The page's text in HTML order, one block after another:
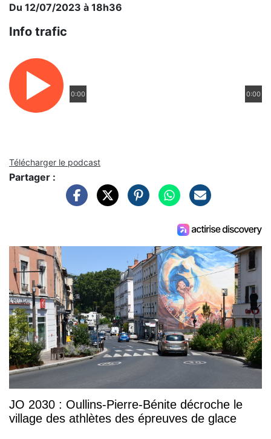
Du 12/07/2023 à 18h36
Info trafic
0:00 0:00
Télécharger le podcast
Partager :
JO 2030 : Oullins-Pierre-Bénite décroche le
village des athlètes des épreuves de glace